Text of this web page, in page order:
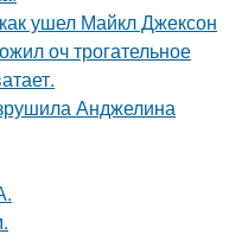
ушел Майкл Джексон
оч трогательное
Анджелина